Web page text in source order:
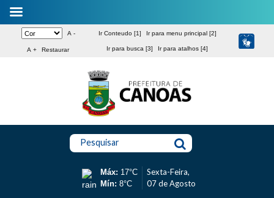
A -
A + Restaurar
Ir Conteudo [1] Ir para menu principal [2]
Ir para busca [3] Ir para atalhos [4]
Pesquisar
Máx: 17°C
Mín: 8°C
Sexta-Feira,
07 de Agosto